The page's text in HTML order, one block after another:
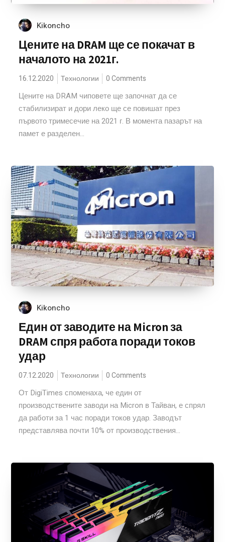
Kikoncho
Цените на DRAM ще се покачат в
началото на 2021г.
16.12.2020 Технологии 0 Comments
Цените на DRAM чиповете ще започнат да се
стабилизират и дори леко ще се повишат през
първото тримесечие на 2021 г. В момента пазарът на
памет е разделен...
Kikoncho
Един от заводите на Micron за
DRAM спря работа поради токов
удар
07.12.2020 Технологии 0 Comments
От DigiTimes споменаха, че един от
производствените заводи на Micron в Тайван, е спрял
да работи за 1 час поради токов удар. Заводът
представлява почти 10% от производствения...